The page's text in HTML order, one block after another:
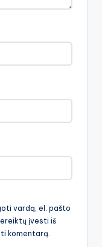
vardą, el. pašto
įvesti iš
komentarą.